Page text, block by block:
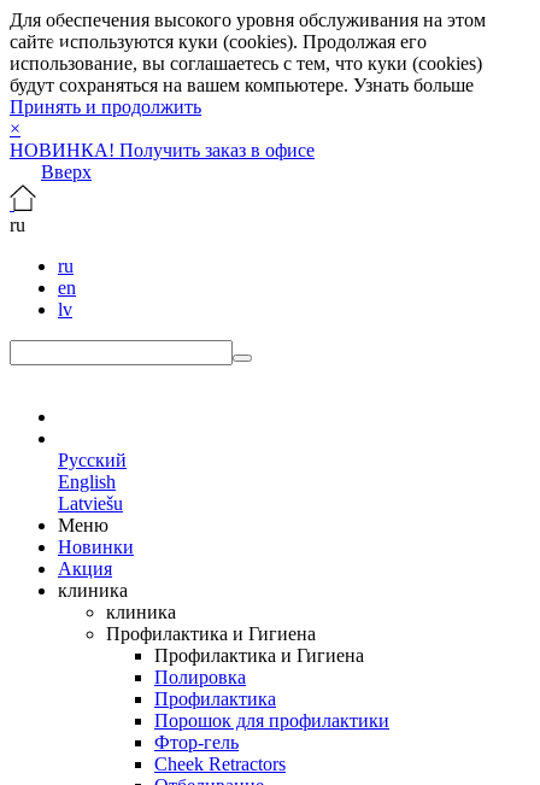
Для обеспечения высокого уровня обслуживания на этом
сайте используются куки (cookies). Продолжая его
использование, вы соглашаетесь с тем, что куки (cookies)
будут сохраняться на вашем компьютере. Узнать больше
Принять и продолжить
×
НОВИНКА! Получить заказ в офисе
Вверх
ru
ru
en
lv
Русский
English
Latviešu
Меню
Новинки
Акция
клиника
клиника
Профилактика и Гигиена
Профилактика и Гигиена
Полировка
Профилактика
Порошок для профилактики
Фтор-гель
Cheek Retractors